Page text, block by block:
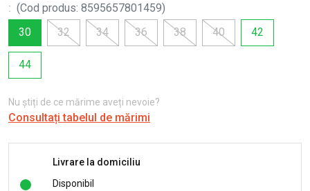
: (Cod produs: 8595657801459)
30
32 34 36 38 40 42
44
Nu știți de ce mărime aveți nevoie?
Consultați tabelul de mărimi
Livrare la domiciliu
Disponibil